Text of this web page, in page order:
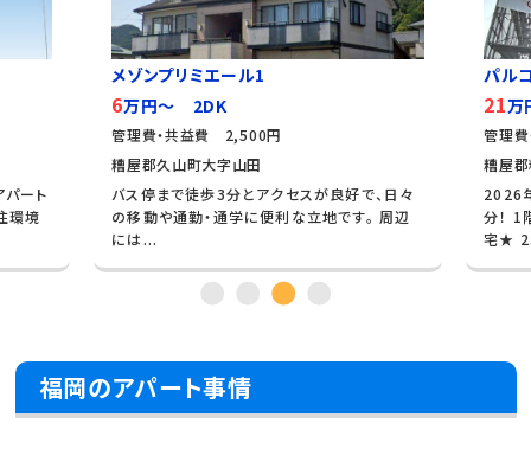
が良好で、日々
地です。 周辺
パルコート粕屋
21万円～ 2LDK
管理費・共益費 3,000円
糟屋郡粕屋町大字江辻
2026年3月竣工予定☆ 香椎線 土井駅 徒歩4
分！ 1階ガレージ付きの2階建てメゾネット住
福岡のアパート事情